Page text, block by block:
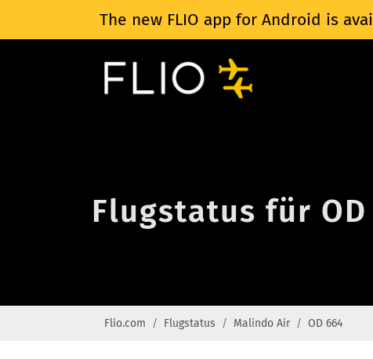
The new FLIO app for Android is
Flugstatus für
Flio.com Flugstatus Malindo Air OD 664